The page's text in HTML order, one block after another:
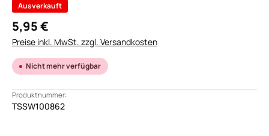
Ausverkauft
5,95 €
Preise inkl. MwSt. zzgl. Versandkosten
Nicht mehr verfügbar
Produktnummer:
TSSW100862